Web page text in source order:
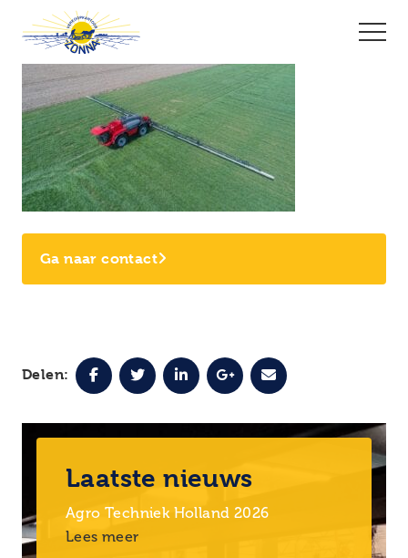
Ga naar contact
Delen:
Laatste nieuws
Agro Techniek Holland 2026
Lees meer